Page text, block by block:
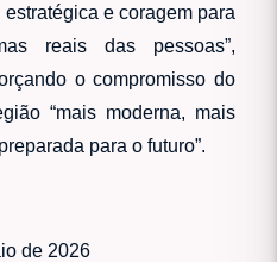
e coragem para
reais das pessoas”,
o compromisso do
“mais moderna, mais
para o futuro”.
de 2026